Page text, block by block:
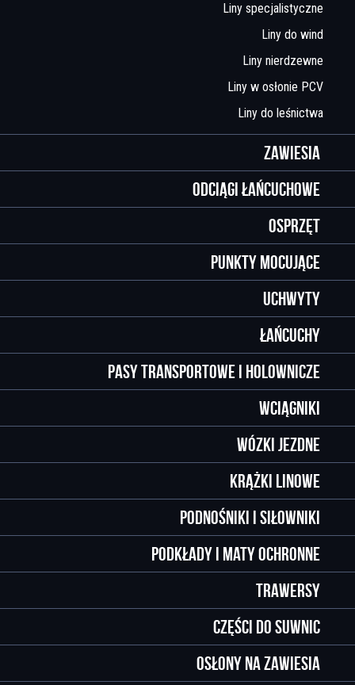
Liny specjalistyczne
Liny do wind
Liny nierdzewne
Liny w osłonie PCV
Liny do leśnictwa
Zawiesia
Odciągi łańcuchowe
Osprzęt
Punkty mocujące
Uchwyty
Łańcuchy
Pasy transportowe i holownicze
Wciągniki
Wózki jezdne
Krążki linowe
Podnośniki i siłowniki
Podkłady i maty ochronne
Trawersy
Części do suwnic
Osłony na zawiesia